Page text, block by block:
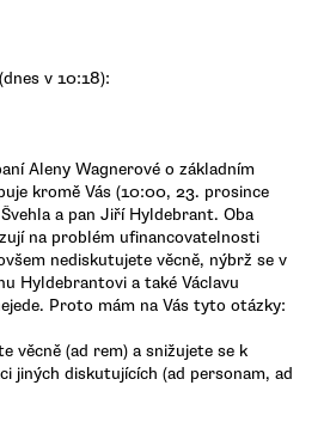
v 10:18):
Aleny Wagnerové o základním
kromě Vás (10:00, 23. prosince
a pan Jiří Hyldebrant. Oba
na problém ufinancovatelnosti
nediskutujete věcně, nýbrž se v
Hyldebrantovi a také Václavu
Proto mám na Vás tyto otázky:
věcně (ad rem) a snižujete se k
jiných diskutujících (ad personam, ad